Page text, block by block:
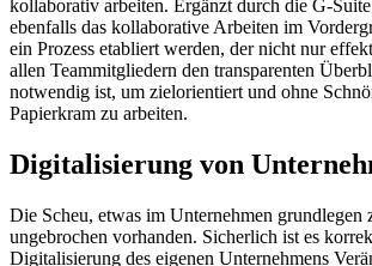
kollaborativ arbeiten. Ergänzt durch die G-
ebenfalls das kollaborative Arbeiten im
ein Prozess etabliert werden, der nicht nur
allen Teammitgliedern den transparenten
notwendig ist, um zielorientiert und ohne
Papierkram zu arbeiten.
Digitalisierung von
Die Scheu, etwas im Unternehmen grundlegen
ungebrochen vorhanden. Sicherlich ist es
Digitalisierung des eigenen Unternehmens